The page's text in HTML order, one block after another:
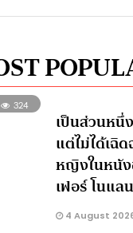
324
เป็นส่วนหนึ่
แต่ไม่ได้เฉิ
หญิงในหนั
เฟอร์ โนแลน
4 August